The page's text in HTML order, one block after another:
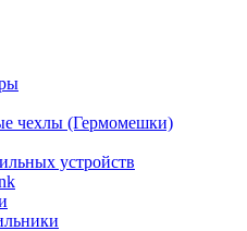
чехлы (Гермомешки)
устройств